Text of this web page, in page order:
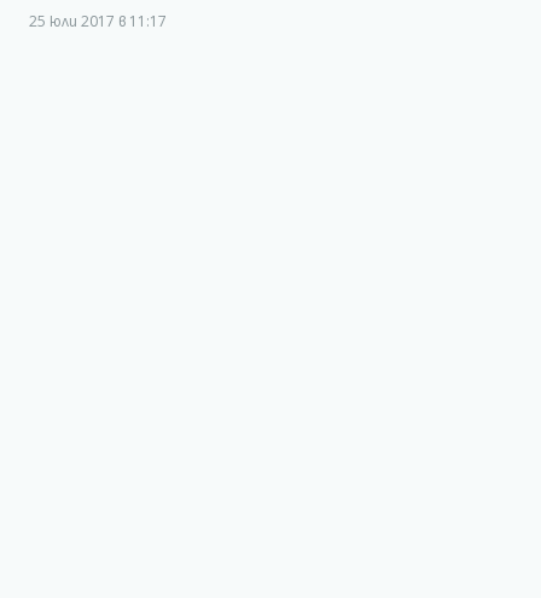
25 юли 2017 в 11:17